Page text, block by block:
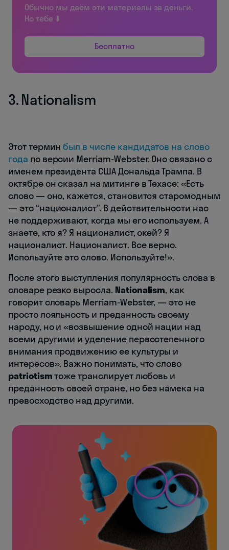
Обычно мы даём эти материалы за деньги.
Но тебе ⬇️
Бесплатно
3. Nationalism
Этот терминбыл в числе кандидатов на слово
года по версии Merriam-Webster. Оно связано с
именем президента США Дональда Трампа. В
октябре он сказал на митинге в Техасе: «Есть
слово — оно, кажется, становится старомодным
— это “националист”. В действительности нас
не поддерживают, когда мы его используем. А
знаете, кто я? Я националист, окей? Я
националист. Националист. Все верно.
Используйте это слово. Используйте!».
После этого выступления популярность слова в
словаре резко выросла. Nationalism, как
говорит словарь Merriam-Webster, — это не
просто лояльность и преданность своему
народу, но и «возвышение одной нации над
всеми другими и уделение первостепенного
внимания продвижению ее культуры и
интересов». Важно понимать, что слово
patriotismтоже транслирует любовь и
преданность своей стране, но без намека на
превосходство над другими.